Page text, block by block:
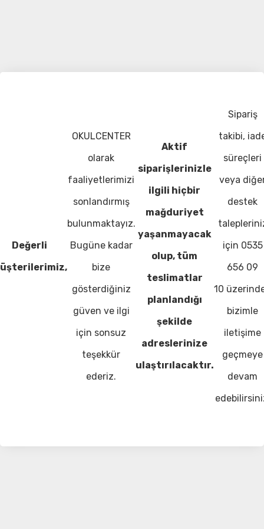
Değerli
OKULCENTER
olarak
faaliyetlerimizi
sonlandırmış
bulunmaktayız.
Bugüne kadar
bize
gösterdiğiniz
güven ve ilgi
için sonsuz
teşekkür
ederiz.
Aktif
siparişlerinizle
ilgili hiçbir
mağduriyet
yaşanmayacak
olup, tüm
teslimatlar
planlandığı
şekilde
adreslerinize
ulaştırılacaktır.
Sipariş
takibi,
süreçleri
veya
destek
için 0535
656 09
10
bizimle
iletişime
geçmeye
devam